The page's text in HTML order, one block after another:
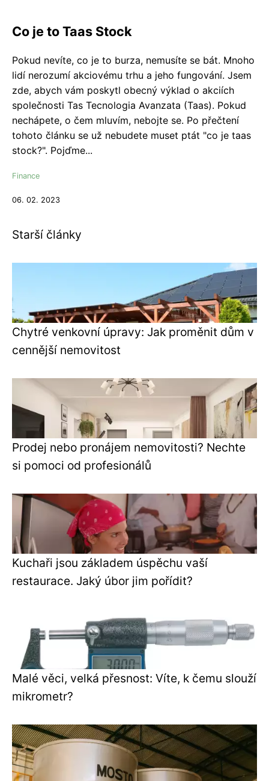
Co je to Taas Stock
Pokud nevíte, co je to burza, nemusíte se bát. Mnoho
lidí nerozumí akciovému trhu a jeho fungování. Jsem
zde, abych vám poskytl obecný výklad o akciích
společnosti Tas Tecnologia Avanzata (Taas). Pokud
nechápete, o čem mluvím, nebojte se. Po přečtení
tohoto článku se už nebudete muset ptát "co je taas
stock?". Pojďme...
Finance
06. 02. 2023
Starší články
Chytré venkovní úpravy: Jak proměnit dům v
cennější nemovitost
Prodej nebo pronájem nemovitosti? Nechte
si pomoci od profesionálů
Kuchaři jsou základem úspěchu vaší
restaurace. Jaký úbor jim pořídit?
Malé věci, velká přesnost: Víte, k čemu slouží
mikrometr?